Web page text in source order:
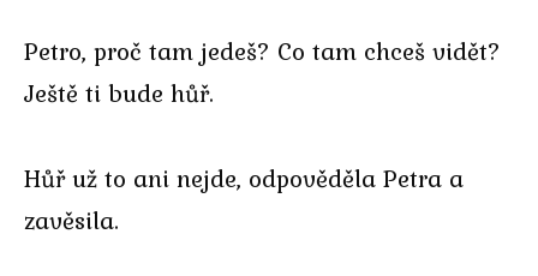
Petro, proč tam jedeš? Co tam chceš vidět?
Ještě ti bude hůř.
Hůř už to ani nejde, odpověděla Petra a
zavěsila.